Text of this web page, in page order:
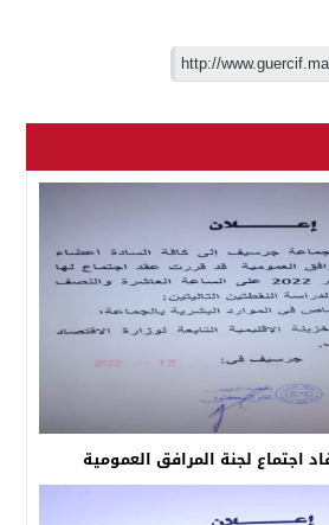
اجتماع لجنة المرافق العمومية